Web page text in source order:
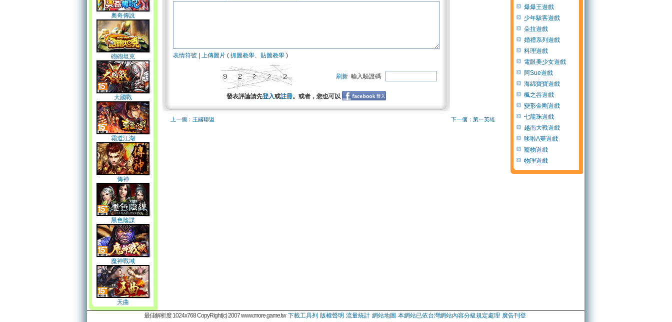
奧奇傳說
砲砲坦克
大國戰
霸道江湖
傳神
黑色陰謀
魔神戰域
天曲
表情符號 上傳圖片 ( 抓圖教學、 貼圖教學 )
刷新 輸入驗證碼
發表評論請先登入或註冊。或者，您也可以
上一個：王國聯盟 下一個：第一英雄
爆爆王遊戲
少年駭客遊戲
朵拉遊戲
婚禮系列遊戲
料理遊戲
電眼美少女遊戲
阿Sue遊戲
海綿寶寶遊戲
楓之谷遊戲
變形金剛遊戲
七龍珠遊戲
越南大戰遊戲
哆啦A夢遊戲
寵物遊戲
物理遊戲
最佳解析度 1024x768 CopyRight(c) 2007 www.more.game.tw 下載工具列 版權聲明 流量統計 網站地圖 本網站已依台灣網站內容分級規定處理 廣告刊登